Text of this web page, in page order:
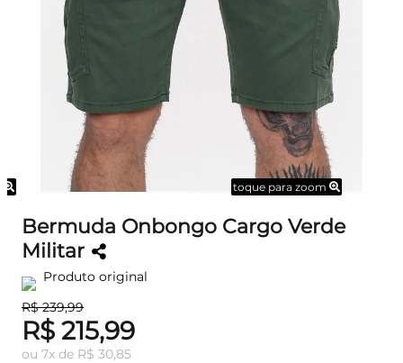
toque para zoom
Bermuda Onbongo Cargo Verde
Militar
Produto original
R$ 239,99
R$ 215,99
ou 7x de R$ 30,85